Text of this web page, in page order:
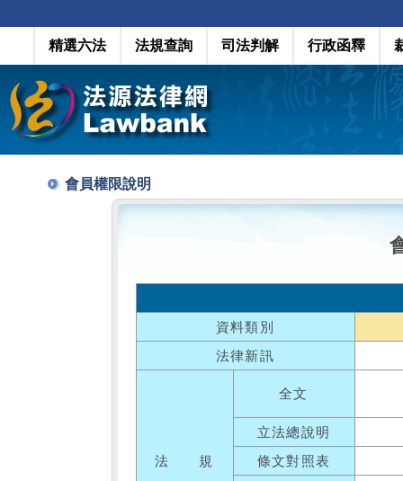
精選六法 法規查詢 司法判解 行政函釋
會員權限說明
資料類別
法律新訊
法 規
全文
立法總說明
條文對照表